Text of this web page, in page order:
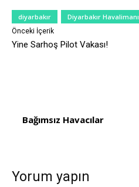
diyarbakır Diyarbakır Havalimanı
Önceki İçerik
Yine Sarhoş Pilot Vakası!
Bağımsız Havacılar
Yorum yapın